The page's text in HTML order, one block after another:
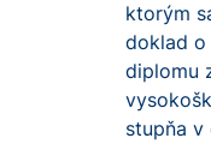
ktorým
doklad o
diplomu
stupňa